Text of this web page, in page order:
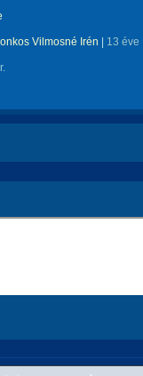
Vilmosné Irén 13 éve